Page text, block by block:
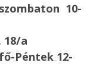
10-
18/a
Péntek 12-